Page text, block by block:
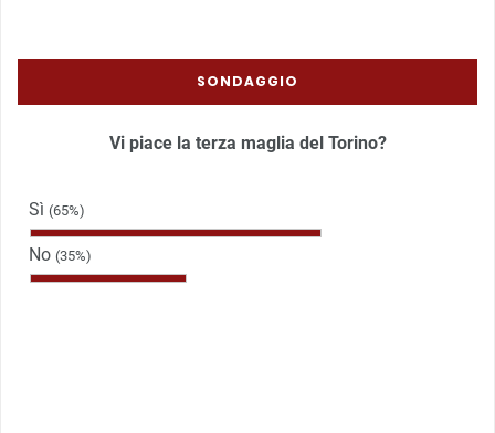
SONDAGGIO
Vi piace la terza maglia del Torino?
Sì (65%)
No (35%)